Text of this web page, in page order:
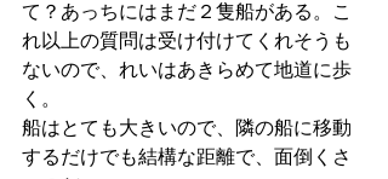
て？あっちにはまだ２隻船がある。こ
れ以上の質問は受け付けてくれそうも
ないので、れいはあきらめて地道に歩
く。
船はとても大きいので、隣の船に移動
するだけでも結構な距離で、面倒くさ